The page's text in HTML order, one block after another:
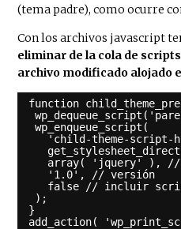
(tema padre), como ocurre
Con los archivos javascript
eliminar de la cola de
archivo modificado alojado
function
wp_enqueue_script(
'child-theme-script-
array( 'jquery' ), //
'1.0', // versión
false // incluir script
);
}
add_action(